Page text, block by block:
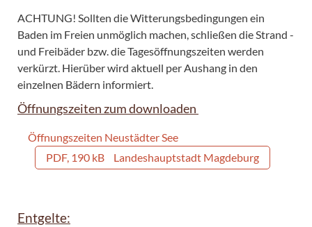
ACHTUNG! Sollten die Witterungsbedingungen ein
Baden im Freien unmöglich machen, schließen die Strand -
und Freibäder bzw. die Tagesöffnungszeiten werden
verkürzt. Hierüber wird aktuell per Aushang in den
einzelnen Bädern informiert.
Öffnungszeiten zum downloaden
Öffnungszeiten Neustädter See
PDF, 190 kB
Landeshauptstadt Magdeburg
Entgelte: